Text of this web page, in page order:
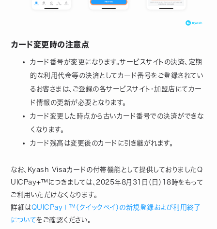
カード変更時の注意点
カード番号が変更になります。サービスサイトの決済、定期
的な利用代金等の決済としてカード番号をご登録されてい
るお客さまは、ご登録の各サービスサイト・加盟店にてカー
ド情報の更新が必要となります。
カード変更した時点から古いカード番号での決済ができな
くなります。
カード残高は変更後のカードに引き継がれます。
なお、Kyash Visaカードの付帯機能として提供しておりましたQ
UICPay+™につきましては、2025年8月31日（日）18時をもって
ご利用いただけなくなります。
詳細はQUICPay＋™（クイックペイ）の新規登録および利用終了
についてをご確認ください。